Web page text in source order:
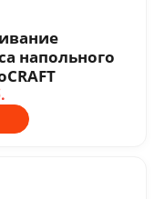
напольного